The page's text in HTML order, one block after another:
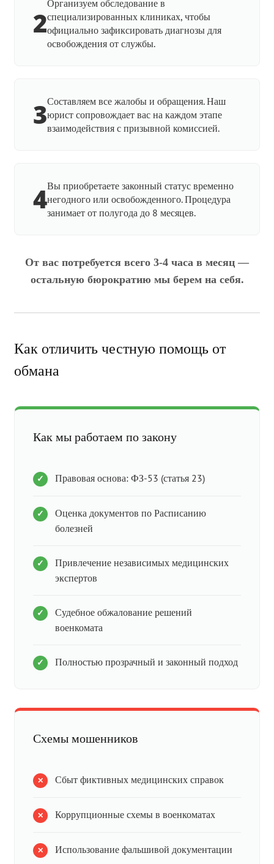
2
Организуем обследование в
специализированных клиниках, чтобы
официально зафиксировать диагнозы для
освобождения от службы.
3Составляем все жалобы и обращения. Наш
юрист сопровождает вас на каждом этапе
взаимодействия с призывной комиссией.
4Вы приобретаете законный статус временно
негодного или освобожденного. Процедура
занимает от полугода до 8 месяцев.
От вас потребуется всего 3-4 часа в месяц —
остальную бюрократию мы берем на себя.
Как отличить честную помощь от
обмана
Как мы работаем по закону
Правовая основа: ФЗ-53 (статья 23)
Оценка документов по Расписанию
болезней
Привлечение независимых медицинских
экспертов
Судебное обжалование решений
военкомата
Полностью прозрачный и законный подход
Схемы мошенников
Сбыт фиктивных медицинских справок
Коррупционные схемы в военкоматах
Использование фальшивой документации